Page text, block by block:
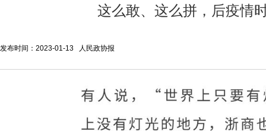
这么敢、这么拼，后疫情
发布时间：2023-01-13 人民政协报